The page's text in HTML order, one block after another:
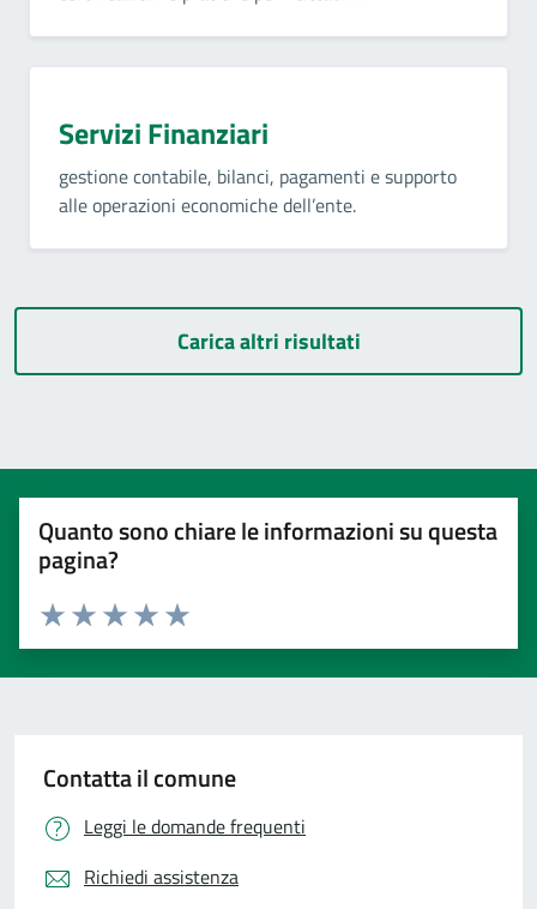
Servizi Finanziari
gestione contabile, bilanci, pagamenti e supporto
alle operazioni economiche dell’ente.
Carica altri risultati
Quanto sono chiare le informazioni su questa
pagina?
Valuta 5 stelle su 5
Valuta 4 stelle su 5
Valuta 3 stelle su 5
Valuta 2 stelle su 5
Valuta 1 stelle su 5
Contatta il comune
Leggi le domande frequenti
Richiedi assistenza